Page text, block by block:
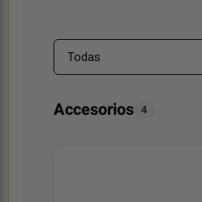
Accesorios 4